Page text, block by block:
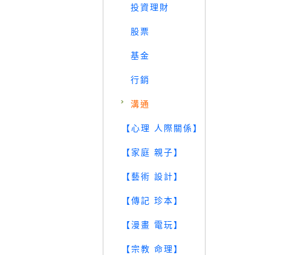
投資理財
股票
基金
行銷
溝通
【心理 人際關係】
【家庭 親子】
【藝術 設計】
【傳記 珍本】
【漫畫 電玩】
【宗教 命理】